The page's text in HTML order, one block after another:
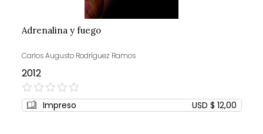
Adrenalina y fuego
Carlos Augusto Rodríguez Ramos
2012
0%
Impreso USD $ 12,00